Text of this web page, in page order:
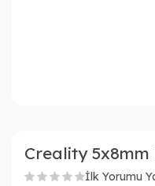
Creality
İlk Yorumu